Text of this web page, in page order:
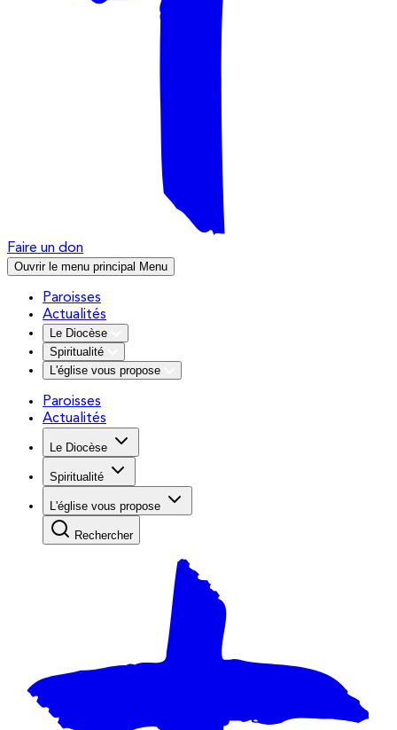
Faire un don
Ouvrir le menu principal Menu
Paroisses
Actualités
Le Diocèse
Spiritualité
L'église vous propose
Paroisses
Actualités
Le Diocèse
Spiritualité
L'église vous propose
Rechercher